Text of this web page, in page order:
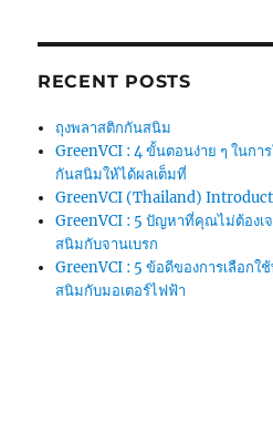
RECENT POSTS
ถุงพลาสติกกันสนิม
GreenVCI : 4 ขั้นตอนง่าย ๆ ในกา
กันสนิมให้ได้ผลเต็มที่
GreenVCI (Thailand)
GreenVCI : 5 ปัญหาที่คุณไม่ต้องเ
สนิมกับจานเบรก
GreenVCI : 5 ข้อดีของการเลือกใ
สนิมกับมอเตอร์ไฟฟ้า